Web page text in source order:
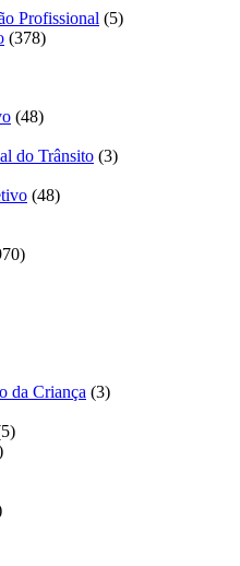
Profissional (5)
(378)
(48)
do Trânsito (3)
(48)
da Criança (3)